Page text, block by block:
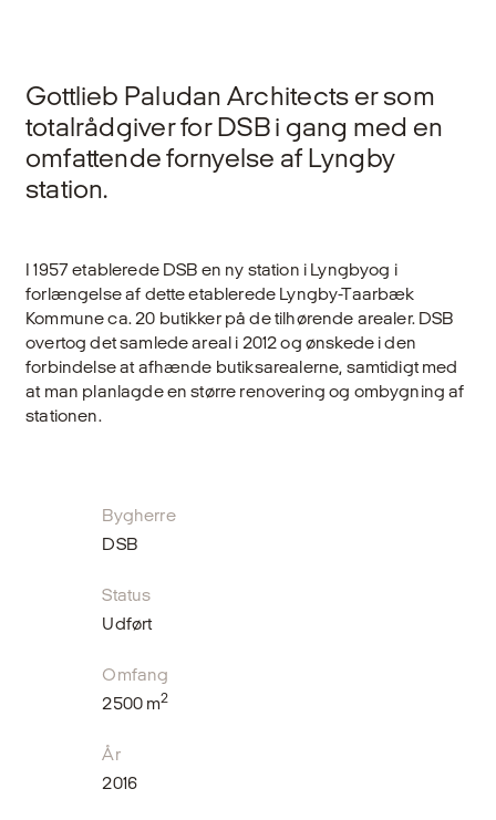
Gottlieb Paludan Architects er som
totalrådgiver for DSB i gang med en
omfattende fornyelse af Lyngby
station.
I 1957 etablerede DSB en ny station i Lyngbyog i
forlængelse af dette etablerede Lyngby-Taarbæk
Kommune ca. 20 butikker på de tilhørende arealer. DSB
overtog det samlede areal i 2012 og ønskede i den
forbindelse at afhænde butiksarealerne, samtidigt med
at man planlagde en større renovering og ombygning af
stationen.
Bygherre
DSB
Status
Udført
Omfang
2500 m2
År
2016